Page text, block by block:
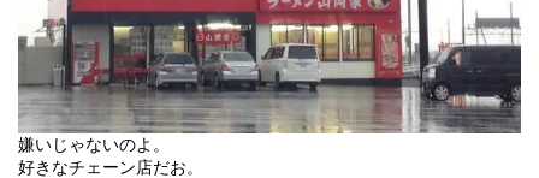
嫌いじゃないのよ。
好きなチェーン店だお。